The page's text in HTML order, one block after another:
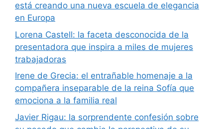
está creando una nueva escuela de elegancia
en Europa
Lorena Castell: la faceta desconocida de la
presentadora que inspira a miles de mujeres
trabajadoras
Irene de Grecia: el entrañable homenaje a la
compañera inseparable de la reina Sofía que
emociona a la familia real
Javier Rigau: la sorprendente confesión sobre